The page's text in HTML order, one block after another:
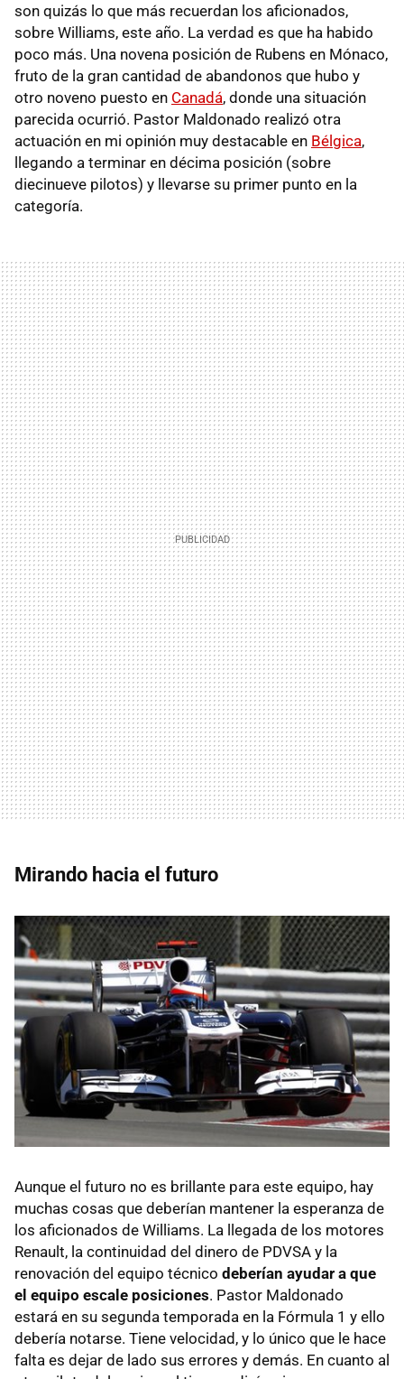
son quizás lo que más recuerdan los aficionados,
sobre Williams, este año. La verdad es que ha habido
poco más. Una novena posición de Rubens en Mónaco,
fruto de la gran cantidad de abandonos que hubo y
otro noveno puesto en Canadá, donde una situación
parecida ocurrió. Pastor Maldonado realizó otra
actuación en mi opinión muy destacable en Bélgica,
llegando a terminar en décima posición (sobre
diecinueve pilotos) y llevarse su primer punto en la
categoría.
Mirando hacia el futuro
Aunque el futuro no es brillante para este equipo, hay
muchas cosas que deberían mantener la esperanza de
los aficionados de Williams. La llegada de los motores
Renault, la continuidad del dinero de PDVSA y la
renovación del equipo técnico deberían ayudar a que
el equipo escale posiciones. Pastor Maldonado
estará en su segunda temporada en la Fórmula 1 y ello
debería notarse. Tiene velocidad, y lo único que le hace
falta es dejar de lado sus errores y demás. En cuanto al